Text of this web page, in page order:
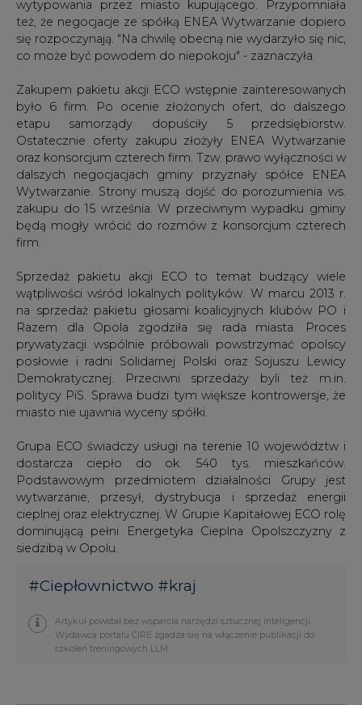
Zakupem pakietu akcji ECO wstępnie zainteresowanych
było 6 firm. Po ocenie złożonych ofert, do dalszego
etapu samorządy dopuściły 5 przedsiębiorstw.
oraz konsorcjum czterech firm. Tzw. prawo wyłączności w
dalszych negocjacjach gminy przyznały spółce ENEA
Wytwarzanie. Strony muszą dojść do porozumienia ws.
zakupu do 15 września. W przeciwnym wypadku gminy
będą mogły wrócić do rozmów z konsorcjum czterech
firm.
Sprzedaż pakietu akcji ECO to temat budzący wiele
wątpliwości wśród lokalnych polityków. W marcu 2013 r.
na sprzedaż pakietu głosami koalicyjnych klubów PO i
prywatyzacji wspólnie próbowali powstrzymać opolscy
posłowie i radni Solidarnej Polski oraz Sojuszu Lewicy
Demokratycznej. Przeciwni sprzedaży byli też m.in.
politycy PiS. Sprawa budzi tym większe kontrowersje, że
miasto nie ujawnia wyceny spółki.
Grupa ECO świadczy usługi na terenie 10 województw i
dostarcza ciepło do ok. 540 tys. mieszkańców.
Podstawowym przedmiotem działalności Grupy jest
cieplnej oraz elektrycznej. W Grupie Kapitałowej ECO rolę
dominującą pełni Energetyka Cieplna Opolszczyzny z
siedzibą w Opolu.
#Ciepłownictwo #kraj
Artykuł powstał bez wsparcia narzędzi sztucznej inteligencji.
szkoleń treningowych LLM.
KOMENTARZE